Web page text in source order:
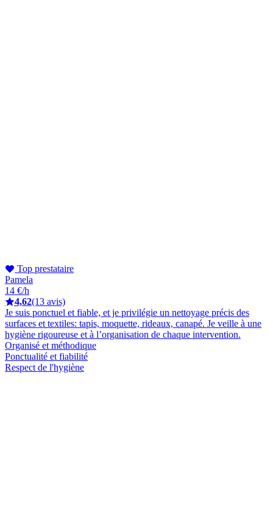
Top prestataire
Pamela
14 €/h
4,62(13 avis)
Je suis ponctuel et fiable, et je privilégie un nettoyage précis des
surfaces et textiles: tapis, moquette, rideaux, canapé. Je veille à une
hygiène rigoureuse et à l’organisation de chaque intervention.
Organisé et méthodique
Ponctualité et fiabilité
Respect de l'hygiène